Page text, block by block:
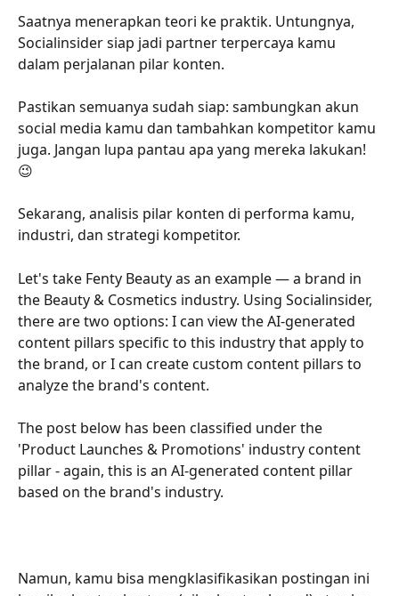
Saatnya menerapkan teori ke praktik. Untungnya,
Socialinsider siap jadi partner terpercaya kamu
dalam perjalanan pilar konten.
Pastikan semuanya sudah siap: sambungkan akun
social media kamu dan tambahkan kompetitor kamu
juga. Jangan lupa pantau apa yang mereka lakukan!
😉
Sekarang, analisis pilar konten di performa kamu,
industri, dan strategi kompetitor.
Let's take Fenty Beauty as an example — a brand in
the Beauty & Cosmetics industry. Using Socialinsider,
there are two options: I can view the AI-generated
content pillars specific to this industry that apply to
the brand, or I can create custom content pillars to
analyze the brand's content.
The post below has been classified under the
'Product Launches & Promotions' industry content
pillar - again, this is an AI-generated content pillar
based on the brand's industry.
Namun, kamu bisa mengklasifikasikan postingan ini